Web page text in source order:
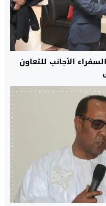
الأجانب للتعاون